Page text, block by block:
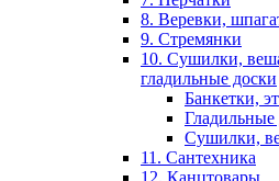
8. Веревки,
9. Стремянки
10. Сушилки,
гладильные доски
Банкетки,
Гладильные
Сушилки,
11. Сантехника
12. Канцтовары